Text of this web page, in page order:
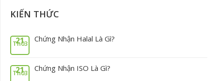
KIẾN THỨC
21
Th03 Chứng Nhận Halal Là Gì?
21
Th03 Chứng Nhận ISO Là Gì?